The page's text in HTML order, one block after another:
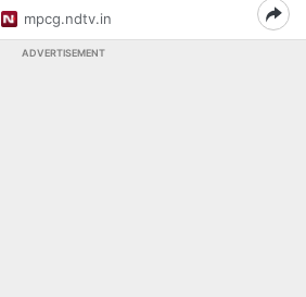
mpcg.ndtv.in
ADVERTISEMENT